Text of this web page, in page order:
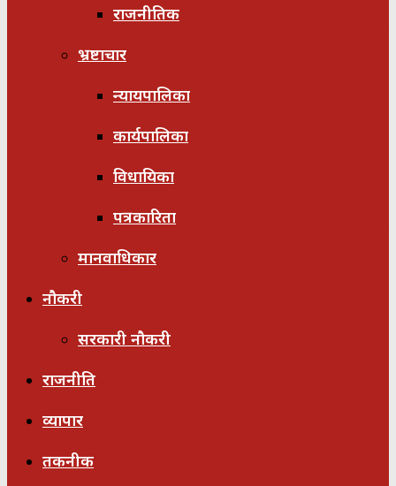
राजनीतिक
भ्रष्टाचार
न्यायपालिका
कार्यपालिका
विधायिका
पत्रकारिता
मानवाधिकार
नौकरी
सरकारी नौकरी
राजनीति
व्यापार
तकनीक